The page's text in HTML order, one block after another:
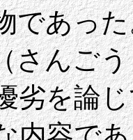
であっ
さんご
劣を論